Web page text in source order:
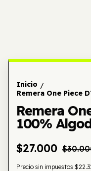
Inicio /
Remera One Piece
Remera
100%
$27.000
Precio sin impuestos